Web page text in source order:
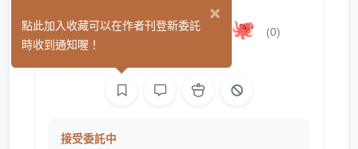
克拉肯／クラケン🐙 (0)
接受委託中
×
點此加入收藏可以在作者刊登新委託
時收到通知喔！